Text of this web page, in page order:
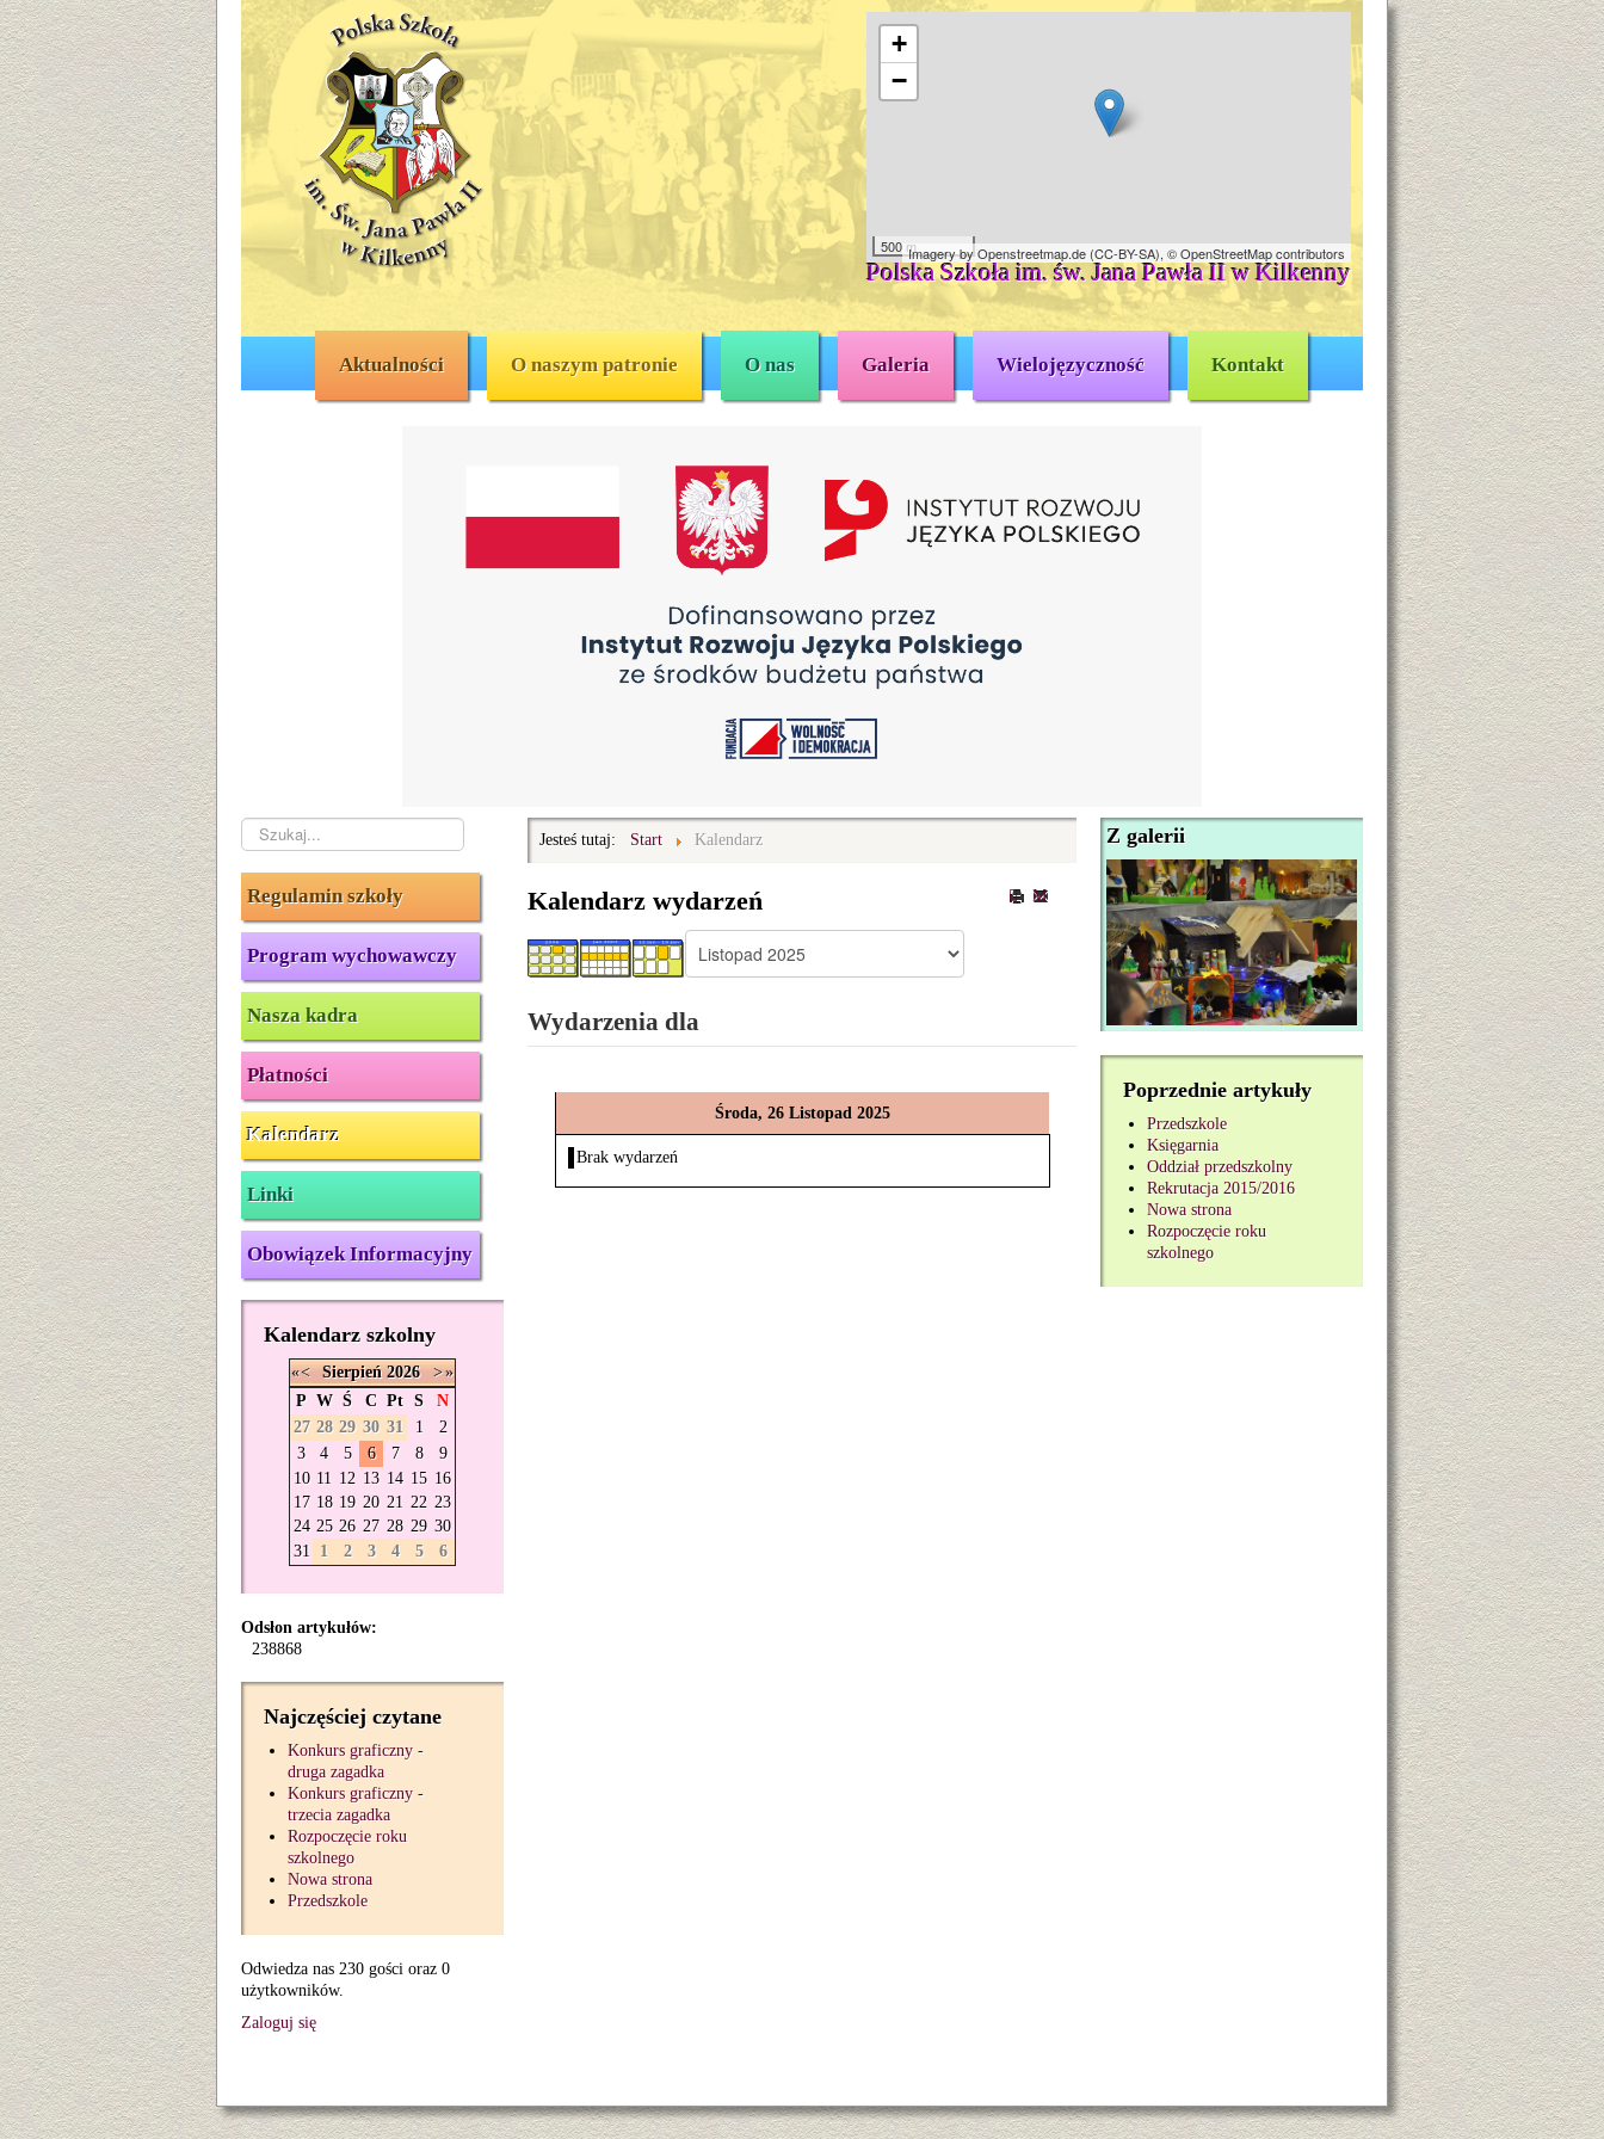
+
−
500 mImagery byOpenstreetmap.de (CC-BY-SA), © OpenStreetMap contributors
Polska Szkoła im. św. Jana Pawła II w Kilkenny
Kontakt
Wielojęzyczność
Galeria
O nas
O naszym patronie
Aktualności
Szukaj...
Regulamin szkoły
Program wychowawczy
Nasza kadra
Płatności
Kalendarz
Linki
Obowiązek Informacyjny
Kalendarz szkolny
«< Sierpień 2026 >»
P W Ś C Pt S
N
27 28 29 30 31 1
2
3
4 5 6 7 8
9
10 11 12 13 14 15 16
17 18 19 20 21 22 23
24 25 26 27 28 29 30
31
1 2 3 4 5 6
Odsłon artykułów:
238868
Najczęściej czytane
Konkurs graficzny -
druga zagadka
Konkurs graficzny -
trzecia zagadka
Rozpoczęcie roku
szkolnego
Nowa strona
Przedszkole
Odwiedza nas 230 gości oraz 0
użytkowników.
Zaloguj się
Jesteś tutaj: Start Kalendarz
Kalendarz wydarzeń
Wydarzenia dla
Środa, 26 Listopad 2025
Brak wydarzeń
Z galerii
Poprzednie artykuły
Przedszkole
Księgarnia
Oddział przedszkolny
Rekrutacja 2015/2016
Nowa strona
Rozpoczęcie roku
szkolnego